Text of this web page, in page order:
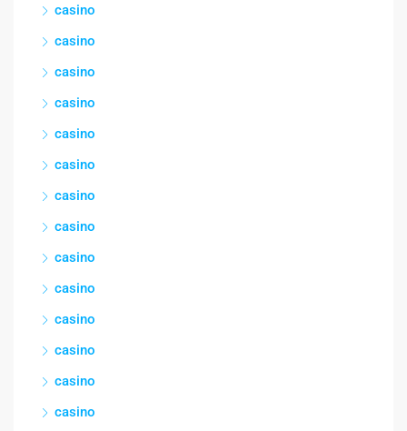
casino
casino
casino
casino
casino
casino
casino
casino
casino
casino
casino
casino
casino
casino